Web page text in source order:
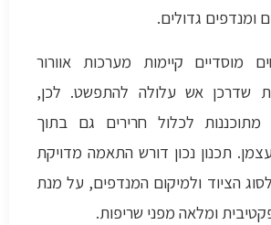
ומנדפים גדולים.
מוסדיים קיימות מערכות אוורור
שדרכן אש עלולה להתפשט. לכן,
מתוכננות לכלול חרירים גם בתוך
תכנון נכון דורש התאמה מדויקת
הציוד ולמיקום המנדפים, על מנת
ומלאה מפני שריפות.